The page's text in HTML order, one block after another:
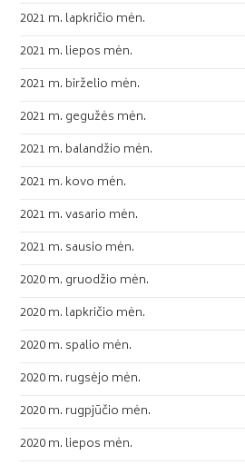
2021 m. lapkričio mėn.
2021 m. liepos mėn.
2021 m. birželio mėn.
2021 m. gegužės mėn.
2021 m. balandžio mėn.
2021 m. kovo mėn.
2021 m. vasario mėn.
2021 m. sausio mėn.
2020 m. gruodžio mėn.
2020 m. lapkričio mėn.
2020 m. spalio mėn.
2020 m. rugsėjo mėn.
2020 m. rugpjūčio mėn.
2020 m. liepos mėn.